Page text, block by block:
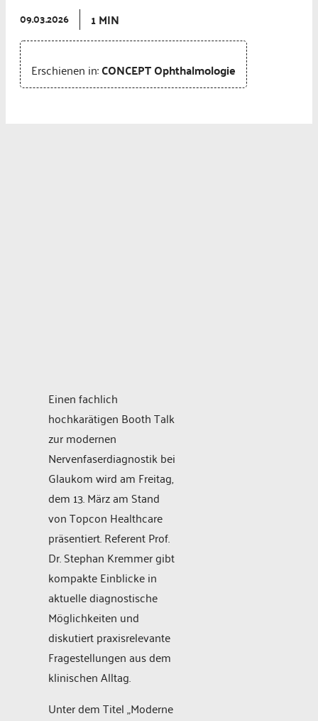
09.03.2026 1 MIN
Erschienen in:CONCEPT Ophthalmologie
Einen fachlich
hochkarätigen Booth Talk
zur modernen
Nervenfaserdiagnostik bei
Glaukom wird am Freitag,
dem 13. März am Stand
von Topcon Healthcare
präsentiert. Referent Prof.
Dr. Stephan Kremmer gibt
kompakte Einblicke in
aktuelle diagnostische
Möglichkeiten und
diskutiert praxisrelevante
Fragestellungen aus dem
klinischen Alltag.
Unter dem Titel „Moderne